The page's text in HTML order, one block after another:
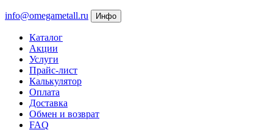
info@omegametall.ru Инфо
Каталог
Акции
Услуги
Прайс-лист
Калькулятор
Оплата
Доставка
Обмен и возврат
FAQ